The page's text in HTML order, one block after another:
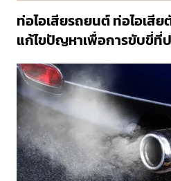
ท่อไอเสียรถยนต์ ท่อไอเสี
แก้ไขปัญหาเพื่อการขับขี่ที่